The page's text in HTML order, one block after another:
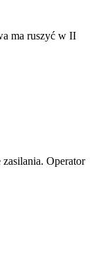
ma ruszyć w II
Operator